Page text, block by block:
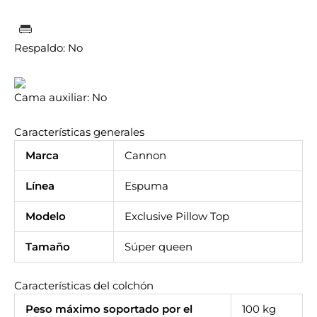
Respaldo: No
Cama auxiliar: No
Características generales
Marca
Cannon
Línea Espuma
Modelo Exclusive Pillow Top
Tamaño Súper queen
Características del colchón
Peso máximo soportado por el
100 kg